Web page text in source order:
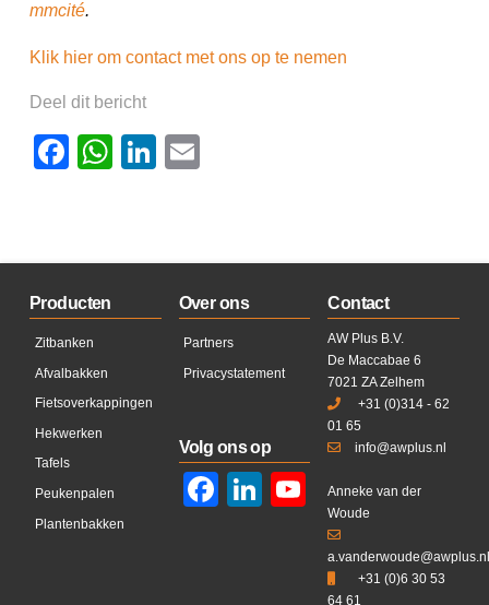
mmcité.
Klik hier om contact met ons op te nemen
Deel dit bericht
Facebook
WhatsApp
LinkedIn
Producten
Zitbanken
Afvalbakken
Fietsoverkappingen
Hekwerken
Tafels
Peukenpalen
Plantenbakken
Over ons
Partners
Privacystatement
Volg ons op
Facebook
LinkedIn
YouTube
Contact
AW Plus B.V.
De Maccabae 6
7021 ZA Zelhem
+31 (0)314 - 62
01 65
info@awplus.nl
Anneke van der
Woude
+31 (0)6 30 53
64 61